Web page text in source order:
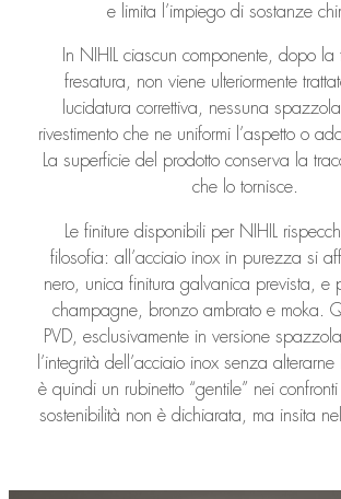
e limita l’impiego di sostanze
In NIHIL ciascun componente, dopo la
fresatura, non viene ulteriormente
lucidatura correttiva, nessuna
rivestimento che ne uniformi l’aspetto o
La superficie del prodotto conserva la
che lo tornisce.
Le finiture disponibili per NIHIL
filosofia: all’acciaio inox in purezza si
nero, unica finitura galvanica prevista, e
champagne, bronzo ambrato e moka.
PVD, esclusivamente in versione
l’integrità dell’acciaio inox senza alterarne
è quindi un rubinetto “gentile” nei
sostenibilità non è dichiarata, ma insita